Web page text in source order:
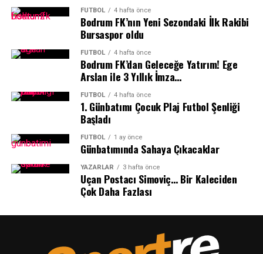
FUTBOL 4 hafta önce
Bodrum FK’nın Yeni Sezondaki İlk Rakibi
Bursaspor oldu
FUTBOL 4 hafta önce
Bodrum FK’dan Geleceğe Yatırım! Ege
Arslan ile 3 Yıllık İmza…
FUTBOL 4 hafta önce
1.⁠ ⁠Günbatımı Çocuk Plaj Futbol Şenliği
Başladı
FUTBOL 1 ay önce
Günbatımında Sahaya Çıkacaklar
YAZARLAR 3 hafta önce
Uçan Postacı Simoviç… Bir Kaleciden
Çok Daha Fazlası